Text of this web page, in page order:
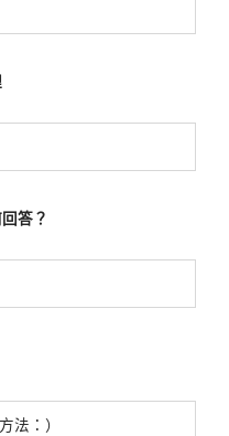
答？
法：）